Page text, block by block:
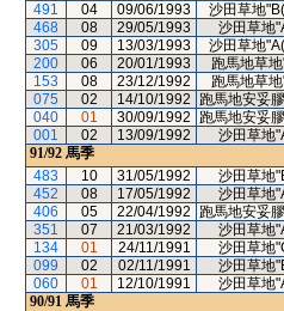
491
04 09/06/1993 沙田草地
468
08 29/05/1993 沙田草地
305
09 13/03/1993 沙田草地
200
06 20/01/1993 跑馬地草
153
08 23/12/1992 跑馬地草
075
02 14/10/1992 跑馬地安妥
040
01 30/09/1992 跑馬地安妥
001
02 13/09/1992 沙田草地
91/92 馬季
483
10 31/05/1992 沙田草地
452
08 17/05/1992 沙田草地
406
05 22/04/1992 跑馬地安妥
351
07 21/03/1992 沙田草地
134
01 24/11/1991 沙田草地
099
02 02/11/1991 沙田草地
060
01 12/10/1991 沙田草地
90/91 馬季